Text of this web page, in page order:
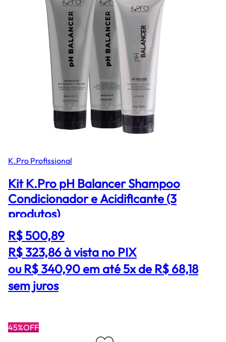
K.Pro Profissional
Kit K.Pro pH Balancer Shampoo
Condicionador e Acidificante (3
produtos)
R$ 500,89
R$ 323,86à vista no PIX
ou R$ 340,90 em até 5x de R$ 68,18
sem juros
45%OFF